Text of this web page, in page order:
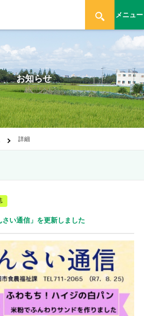
メニュー
お知らせ
詳細
い通信」を更新しました